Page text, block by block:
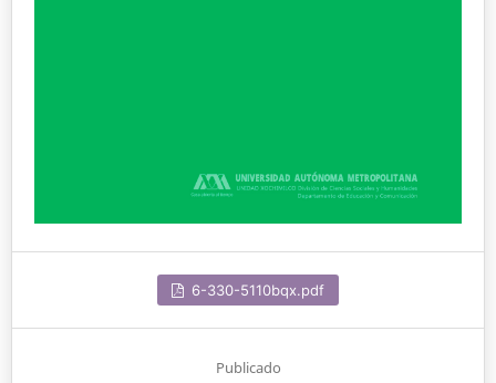
6-330-5110bqx.pdf
Publicado